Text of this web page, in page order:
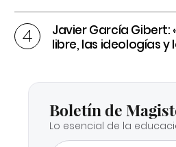
Javier García Gibert:
libre, las ideologías
Boletín de
Lo esencial de la